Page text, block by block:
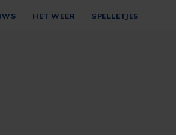
HET WEER SPELLETJES